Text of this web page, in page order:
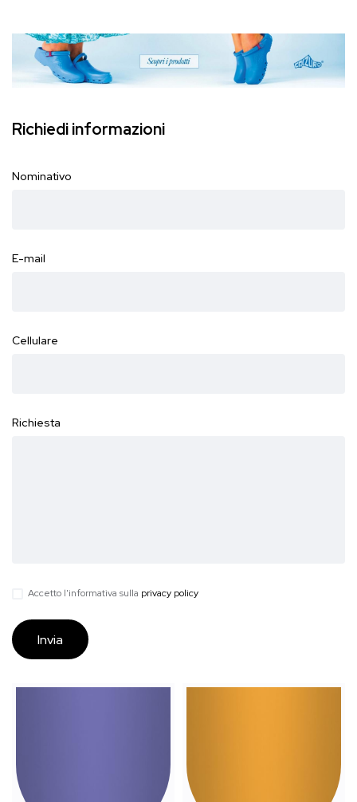
Richiedi informazioni
Nominativo
E-mail
Cellulare
Richiesta
Accetto l'informativa sulla privacy policy